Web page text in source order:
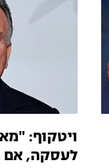
ויטקוף:
לעסקה, אם